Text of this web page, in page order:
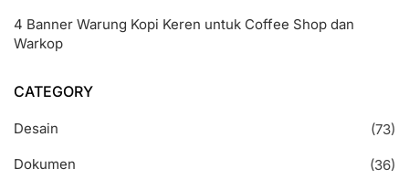
4 Banner Warung Kopi Keren untuk Coffee Shop dan
Warkop
CATEGORY
Desain
(73)
Dokumen
(36)